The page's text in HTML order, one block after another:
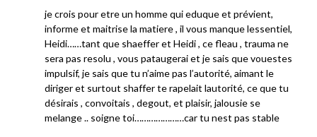
je crois pour etre un homme qui eduque et prévient,
informe et maitrise la matiere , il vous manque lessentiel,
Heidi……tant que shaeffer et Heidi , ce fleau , trauma ne
sera pas resolu , vous pataugerai et je sais que vouestes
impulsif, je sais que tu n’aime pas l’autorité, aimant le
diriger et surtout shaffer te rapelait lautorité, ce que tu
désirais , convoitais , degout, et plaisir, jalousie se
melange .. soigne toi…………………car tu nest pas stable